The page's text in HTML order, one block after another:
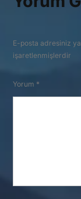
E-posta adresiniz
işaretlenmişlerdir
Yorum *